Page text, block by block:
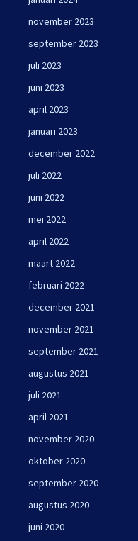
november 2023
september 2023
juli 2023
juni 2023
april 2023
januari 2023
december 2022
juli 2022
juni 2022
mei 2022
april 2022
maart 2022
februari 2022
december 2021
november 2021
september 2021
augustus 2021
juli 2021
april 2021
november 2020
oktober 2020
september 2020
augustus 2020
juni 2020